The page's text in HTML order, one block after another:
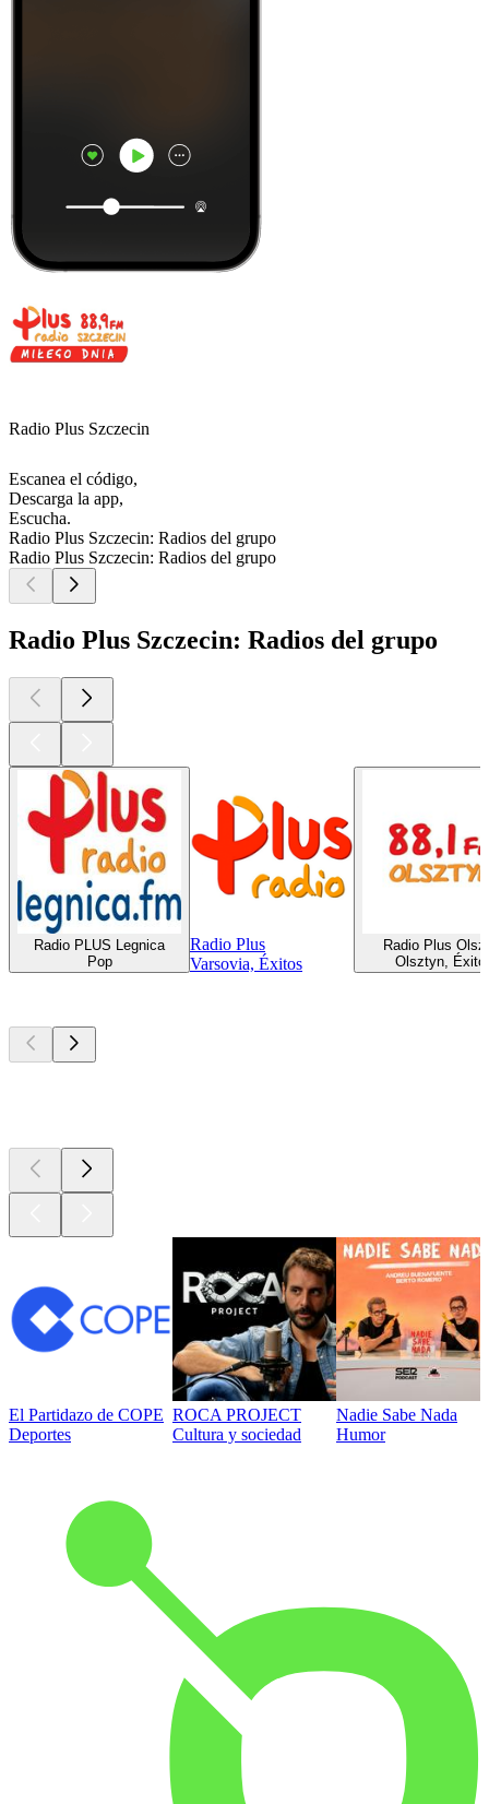
Radio Plus Szczecin
Escanea el código,
Descarga la app,
Escucha.
Radio Plus Szczecin: Radios del grupo
Radio Plus Szczecin: Radios del grupo
Radio Plus Szczecin: Radios del grupo
Radio PLUS Legnica
Pop
Radio Plus
Varsovia, Éxitos
Radio Plus
Olsztyn,
El Partidazo de COPE
Deportes
ROCA PROJECT
Cultura y sociedad
Nadie Sabe Nada
Humor